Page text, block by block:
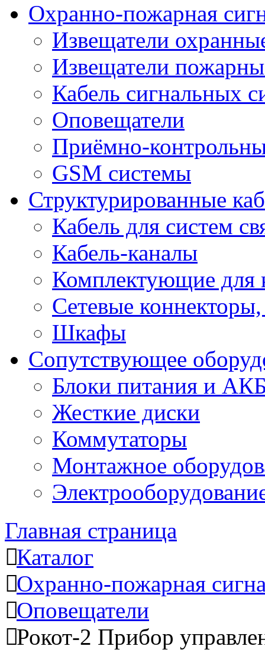
Охранно-пожарная
Извещатели
Извещатели
Кабель сигнальных
Оповещатели
Приёмно-
GSM системы
Структурированные
Кабель для систем
Кабель-каналы
Комплектующие для
Сетевые
Шкафы
Сопутствующее
Блоки питания и
Жесткие диски
Коммутаторы
Монтажное
Главная страница
Каталог
Охранно-пожарная
Оповещатели
Рокот-2 Прибор